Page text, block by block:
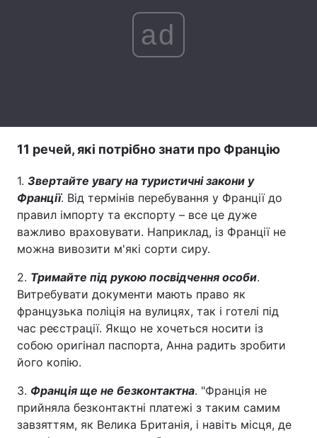
ad
11 речей, які потрібно знати про Францію
1. Звертайте увагу на туристичні закони у
Франції. Від термінів перебування у Франції до
правил імпорту та експорту – все це дуже
важливо враховувати. Наприклад, із Франції не
можна вивозити м'які сорти сиру.
2. Тримайте під рукою посвідчення особи.
Витребувати документи мають право як
французька поліція на вулицях, так і готелі під
час реєстрації. Якщо не хочеться носити із
собою оригінал паспорта, Анна радить зробити
його копію.
3. Франція ще не безконтактна. "Франція не
прийняла безконтактні платежі з таким самим
завзяттям, як Велика Британія, і навіть місця, де